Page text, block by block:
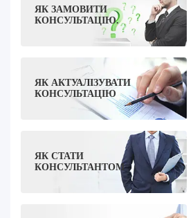
ЯК ЗАМОВИТИ
КОНСУЛЬТАЦІЮ.
ЯК АКТУАЛІЗУВАТИ
КОНСУЛЬТАЦІЮ
ЯК СТАТИ
КОНСУЛЬТАНТОМ